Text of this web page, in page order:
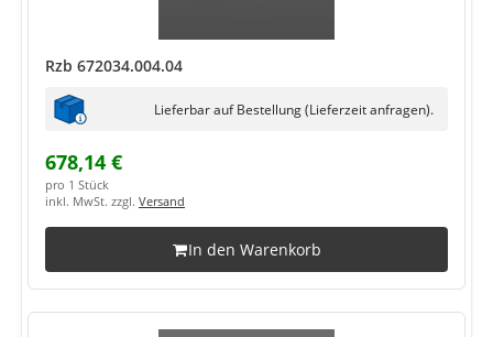
Rzb 672034.004.04
Lieferbar auf Bestellung (Lieferzeit anfragen).
678,14 €
pro 1 Stück
inkl. MwSt. zzgl. Versand
In den Warenkorb